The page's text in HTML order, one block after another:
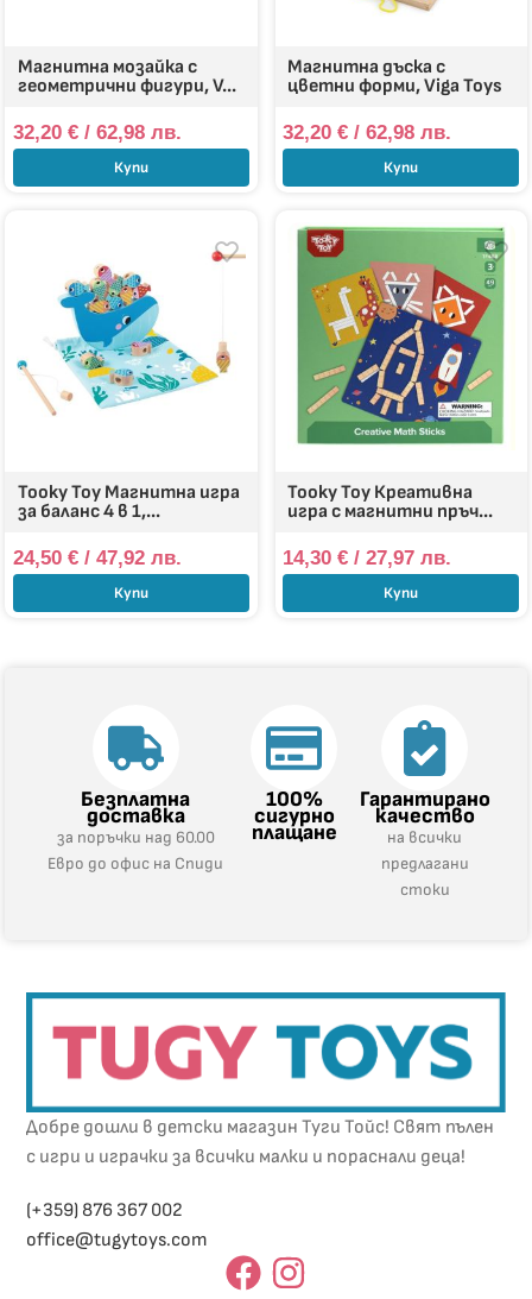
Магнитна мозайка с
геометрични фигури, V...
32,20 €/ 62,98 лв.
Купи
Магнитна дъска с
цветни форми, Viga Toys
32,20 €/ 62,98 лв.
Купи
Tooky Toy Магнитна игра
за баланс 4 в 1,...
24,50 €/ 47,92 лв.
Купи
Tooky Toy Креативна
игра с магнитни пръч...
14,30 €/ 27,97 лв.
Купи
Безплатна
доставка
за поръчки над 60.00
Евро до офис на Спиди
100%
сигурно
плащане
Гарантирано
качество
на всички
предлагани
стоки
Добре дошли в детски магазин Туги Тойс! Свят пълен
с игри и играчки за всички малки и пораснали деца!
(+359) 876 367 002
office@tugytoys.com